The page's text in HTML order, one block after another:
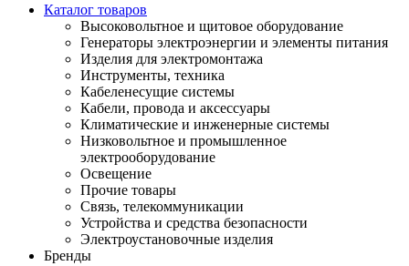
Каталог товаров
Высоковольтное и щитовое оборудование
Генераторы электроэнергии и элементы питания
Изделия для электромонтажа
Инструменты, техника
Кабеленесущие системы
Кабели, провода и аксессуары
Климатические и инженерные системы
Низковольтное и промышленное
электрооборудование
Освещение
Прочие товары
Связь, телекоммуникации
Устройства и средства безопасности
Электроустановочные изделия
Бренды